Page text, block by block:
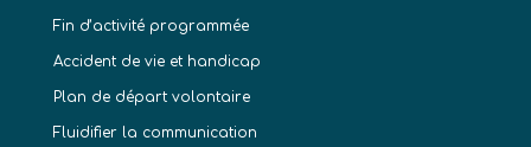
Fin d’activité programmée
Accident de vie et handicap
Plan de départ volontaire
Fluidifier la communication